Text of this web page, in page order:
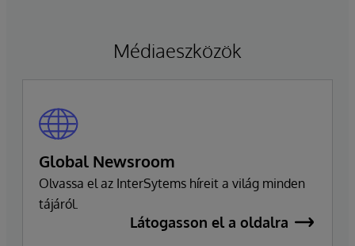
zökkenőmentes átmenet biztosítása érdekében,
Médiaeszközök
Global Newsroom
Olvassa el az InterSytems híreit a világ minden
tájáról.
Látogasson el a oldalra